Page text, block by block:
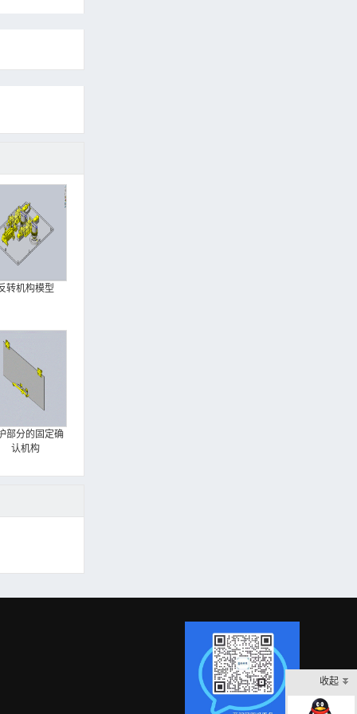
转机构模型
部分的固定确
认机构
收起